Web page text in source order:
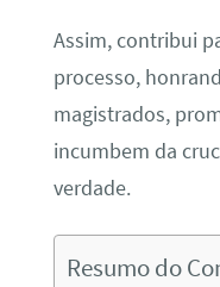
Assim, contribui
processo,
magistrados,
incumbem da
verdade.
Resumo do